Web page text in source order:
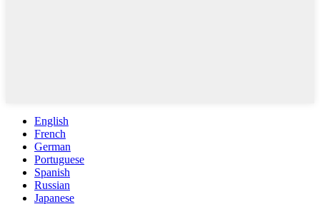
English
French
German
Portuguese
Spanish
Russian
Japanese